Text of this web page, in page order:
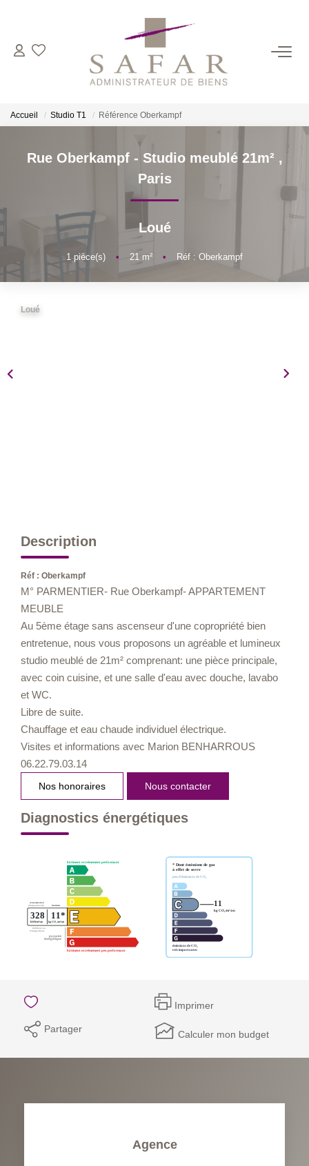
NOS CABINETS
Safar
Cadot Beauplet – Safar
LRPI
Gescofim – Finorgest Paris
Gescofim - Finorgest Aulnay
Accueil Studio T1 Référence Oberkampf
Rue Oberkampf - Studio meublé 21m² ,
Paris
Loué
1 pièce(s) • 21 m² • Réf : Oberkampf
Loué
Description
Réf : Oberkampf
M° PARMENTIER- Rue Oberkampf- APPARTEMENT
MEUBLE
Au 5ème étage sans ascenseur d'une copropriété bien
entretenue, nous vous proposons un agréable et lumineux
studio meublé de 21m² comprenant: une pièce principale,
avec coin cuisine, et une salle d'eau avec douche, lavabo
et WC.
Libre de suite.
Chauffage et eau chaude individuel électrique.
Visites et informations avec Marion BENHARROUS
06.22.79.03.14
Nos honoraires Nous contacter
Diagnostics énergétiques
Imprimer
Partager Calculer mon budget
Agence